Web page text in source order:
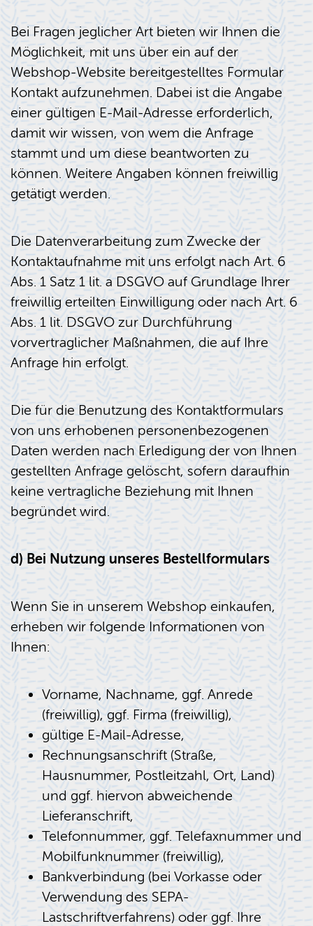
Bei Fragen jeglicher Art bieten wir Ihnen die
Möglichkeit, mit uns über ein auf der
Webshop-Website bereitgestelltes Formular
Kontakt aufzunehmen. Dabei ist die Angabe
einer gültigen E-Mail-Adresse erforderlich,
damit wir wissen, von wem die Anfrage
stammt und um diese beantworten zu
können. Weitere Angaben können freiwillig
getätigt werden.
Die Datenverarbeitung zum Zwecke der
Kontaktaufnahme mit uns erfolgt nach Art. 6
Abs. 1 Satz 1 lit. a DSGVO auf Grundlage Ihrer
freiwillig erteilten Einwilligung oder nach Art. 6
Abs. 1 lit. DSGVO zur Durchführung
vorvertraglicher Maßnahmen, die auf Ihre
Anfrage hin erfolgt.
Die für die Benutzung des Kontaktformulars
von uns erhobenen personenbezogenen
Daten werden nach Erledigung der von Ihnen
gestellten Anfrage gelöscht, sofern daraufhin
keine vertragliche Beziehung mit Ihnen
begründet wird.
d) Bei Nutzung unseres Bestellformulars
Wenn Sie in unserem Webshop einkaufen,
erheben wir folgende Informationen von
Ihnen:
Vorname, Nachname, ggf. Anrede
(freiwillig), ggf. Firma (freiwillig),
gültige E-Mail-Adresse,
Rechnungsanschrift (Straße,
Hausnummer, Postleitzahl, Ort, Land)
und ggf. hiervon abweichende
Lieferanschrift,
Telefonnummer, ggf. Telefaxnummer und
Mobilfunknummer (freiwillig),
Bankverbindung (bei Vorkasse oder
Verwendung des SEPA-
Lastschriftverfahrens) oder ggf. Ihre